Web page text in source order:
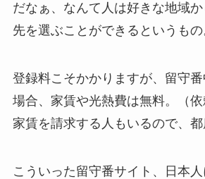
だなぁ、なんて人は好きな地域
先を選ぶことができるというもの
登録料こそかかりますが、留守
場合、家賃や光熱費は無料。（
家賃を請求する人もいるので、都
こういった留守番サイト、日本